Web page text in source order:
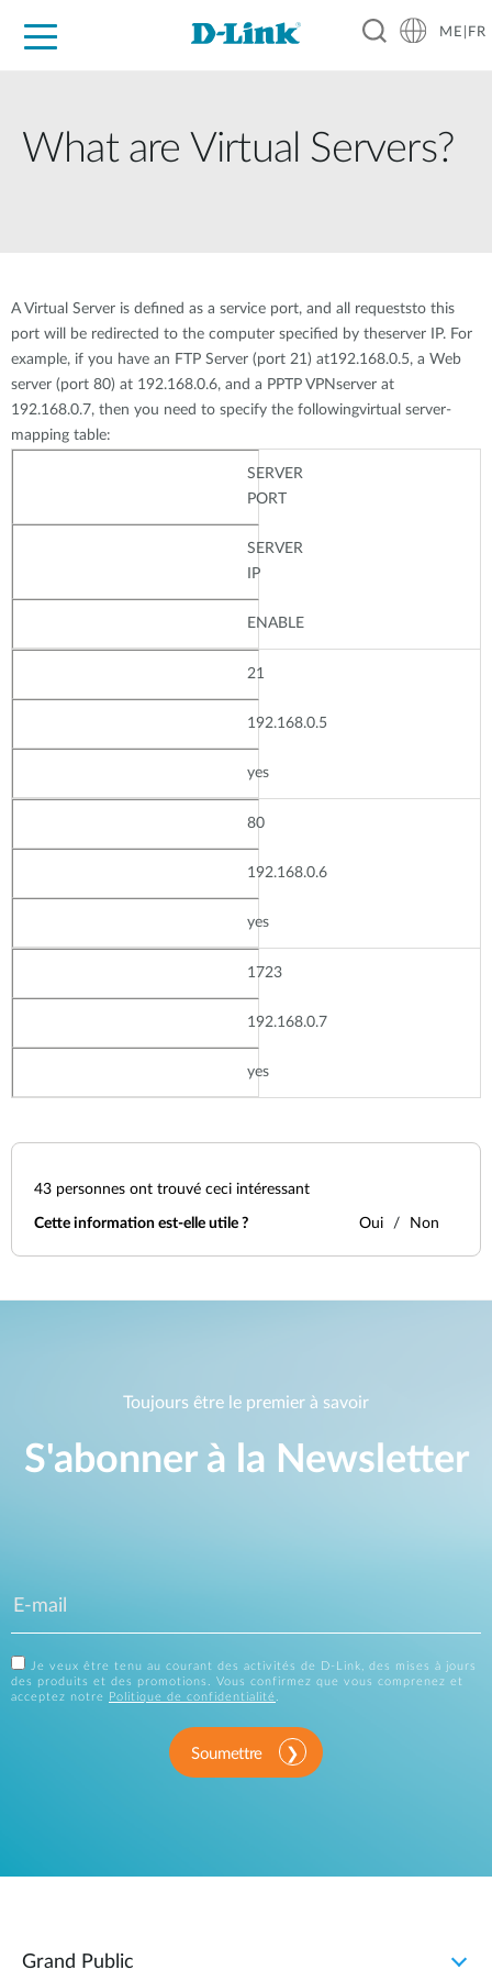
ME|FR
What are Virtual Servers?
A Virtual Server is defined as a service port, and all requeststo this
port will be redirected to the computer specified by theserver IP. For
example, if you have an FTP Server (port 21) at192.168.0.5, a Web
server (port 80) at 192.168.0.6, and a PPTP VPNserver at
192.168.0.7, then you need to specify the followingvirtual server-
mapping table:
SERVER
PORT
SERVER
IP
ENABLE
21
192.168.0.5
yes
80
192.168.0.6
yes
1723
192.168.0.7
yes
43 personnes ont trouvé ceci intéressant
Cette information est-elle utile ? Oui Non
Toujours être le premier à savoir
S'abonner à la Newsletter
Je veux être tenu au courant des activités de D-Link, des mises à jours
des produits et des promotions. Vous confirmez que vous comprenez et
acceptez notre
Politique de confidentialité.
Soumettre
Grand Public